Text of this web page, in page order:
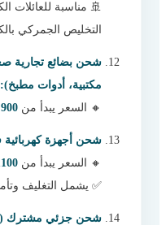
🚢 مناسبة للعائلات
التخليص الجمركي
شحن بضائع تجارية
مكتبية، أدوات مطبخ):
🔸 السعر يبدأ من 900 ريال سعودي لكل متر مكعب
شحن أجهزة كهربائية
🔸 السعر يبدأ من 1100 ريال
✅ يشمل التغليف
شحن جزئي مشترك